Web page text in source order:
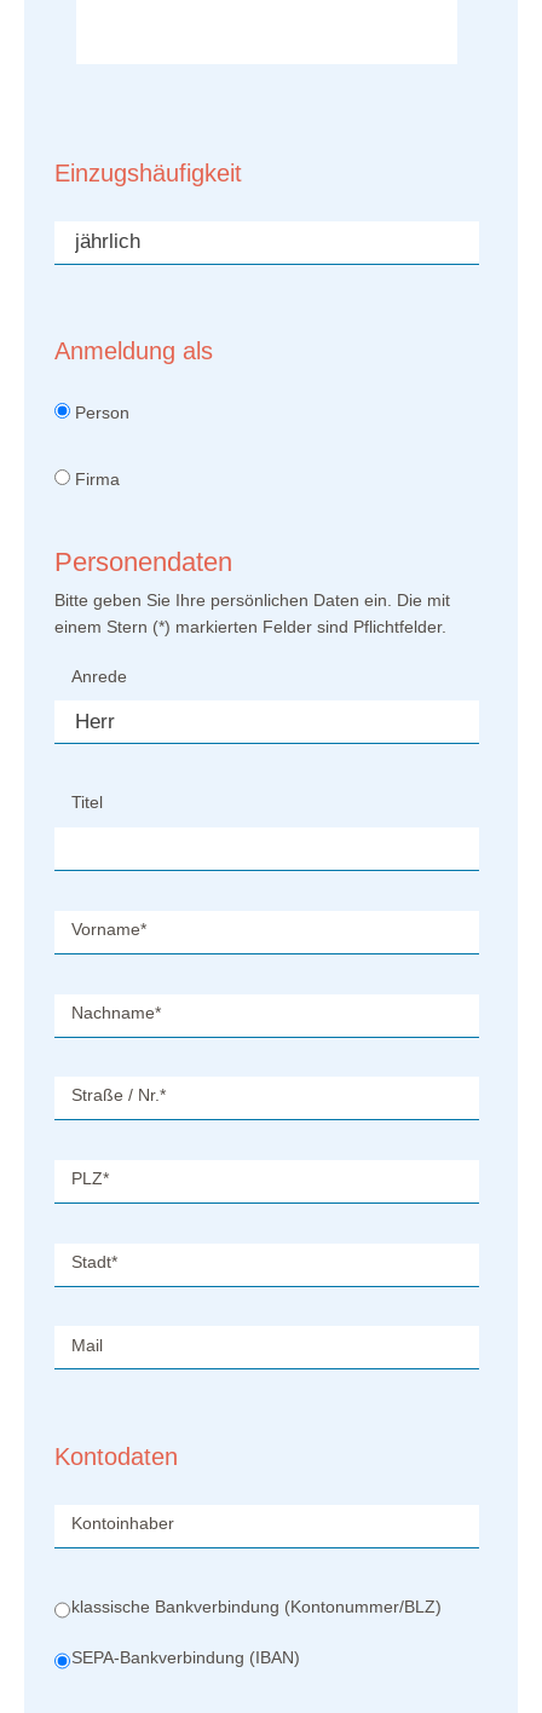
Einzugshäufigkeit
Anmeldung als
Person
Firma
Personendaten
Bitte geben Sie Ihre persönlichen Daten ein. Die mit
einem Stern (*) markierten Felder sind Pflichtfelder.
Anrede
Titel
Vorname*
Nachname*
Straße / Nr.*
PLZ*
Stadt*
Mail
Kontodaten
Kontoinhaber
klassische Bankverbindung (Kontonummer/BLZ)
SEPA-Bankverbindung (IBAN)